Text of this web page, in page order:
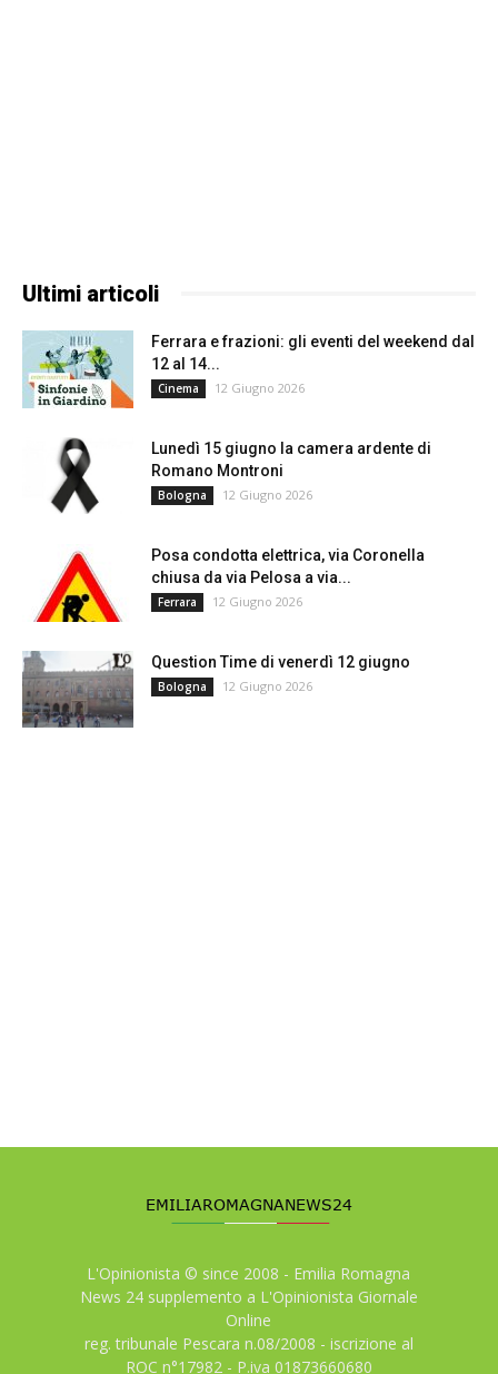
Ultimi articoli
Ferrara e frazioni: gli eventi del weekend dal
12 al 14...
Cinema 12 Giugno 2026
Lunedì 15 giugno la camera ardente di
Romano Montroni
Bologna 12 Giugno 2026
Posa condotta elettrica, via Coronella
chiusa da via Pelosa a via...
Ferrara 12 Giugno 2026
Question Time di venerdì 12 giugno
Bologna 12 Giugno 2026
L'Opinionista © since 2008 - Emilia Romagna
News 24 supplemento a L'Opinionista Giornale
Online
reg. tribunale Pescara n.08/2008 - iscrizione al
ROC n°17982 - P.iva 01873660680